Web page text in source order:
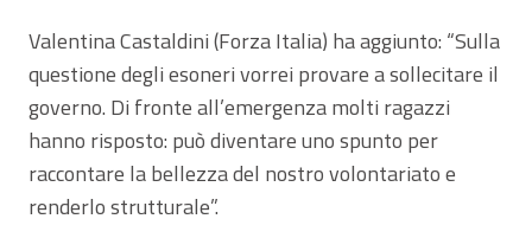
Valentina Castaldini (Forza Italia) ha aggiunto: “Sulla
questione degli esoneri vorrei provare a sollecitare il
governo. Di fronte all’emergenza molti ragazzi
hanno risposto: può diventare uno spunto per
raccontare la bellezza del nostro volontariato e
renderlo strutturale”.